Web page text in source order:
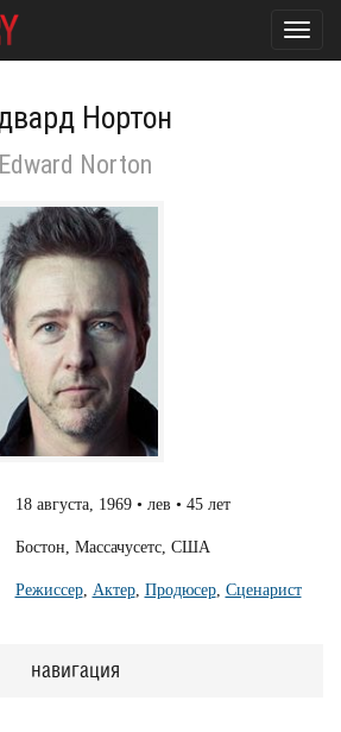
Нортон
Edward Norton
18 августа, 1969 • лев • 45 лет
Бостон, Массачусетс, США
Режиссер, Актер, Продюсер, Сценарист
навигация